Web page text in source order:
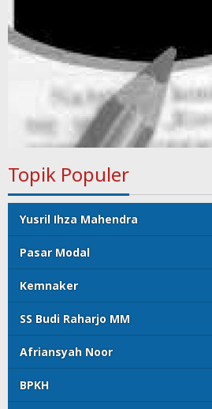
Topik Populer
Yusril Ihza Mahendra
Pasar Modal
Kemnaker
SS Budi Raharjo MM
Afriansyah Noor
BPKH